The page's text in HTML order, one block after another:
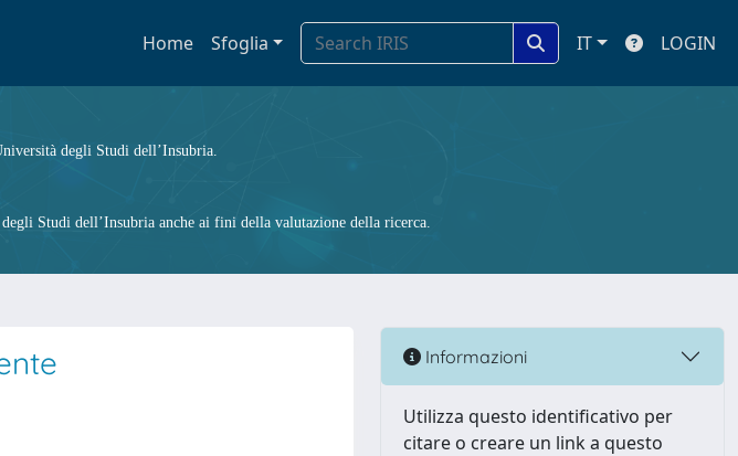
Home Sfoglia IT LOGIN
degli Studi dell’Insubria.
Studi dell’Insubria anche ai fini della valutazione della ricerca.
Informazioni
Utilizza questo identificativo per
citare o creare un link a questo